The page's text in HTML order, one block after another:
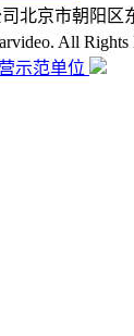
北京市朝阳区
All Rights